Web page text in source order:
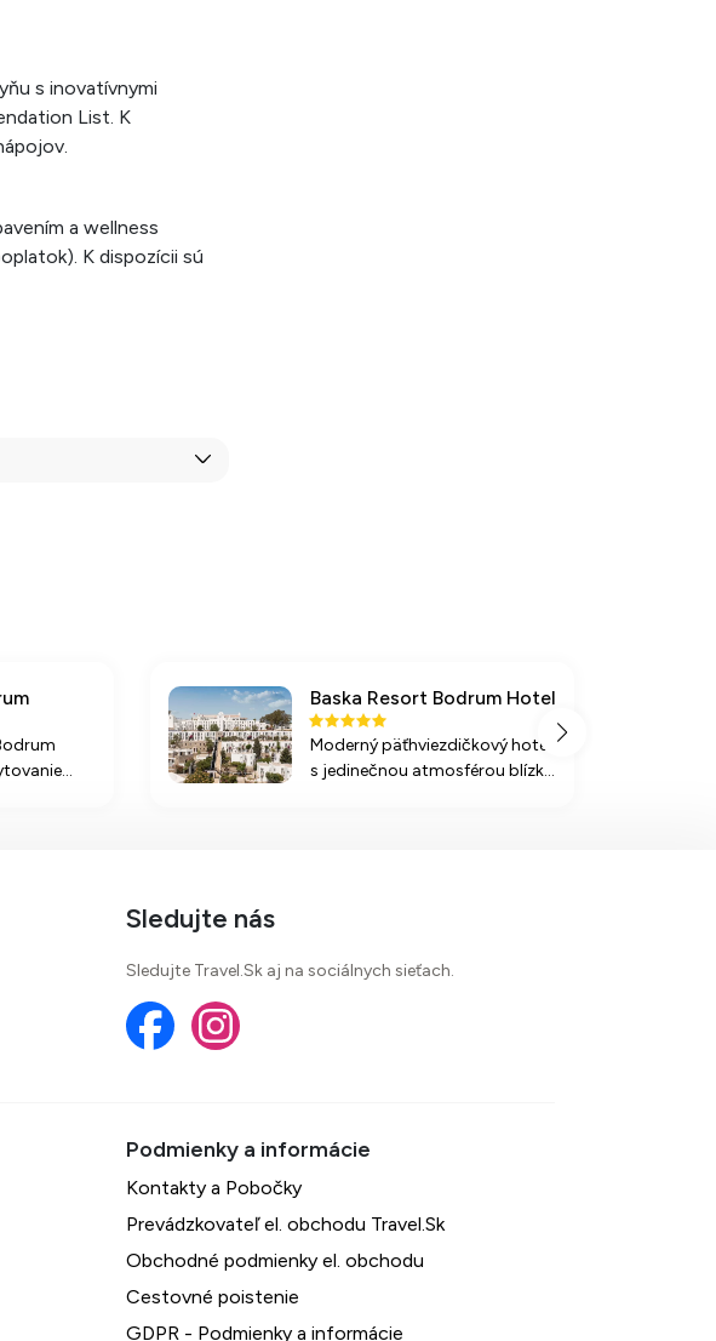
s inovatívnymi
List. K
a wellness
K dispozícii sú
Baska Resort Bodrum Hotel
Moderný päťhviezdičkový hotel
s jedinečnou atmosférou blízko
Sledujte nás
Sledujte Travel.Sk aj na sociálnych sieťach.
Kontakty a Pobočky
Prevádzkovateľ el. obchodu Travel.Sk
Obchodné podmienky el. obchodu
Cestovné poistenie
GDPR - Podmienky a informácie